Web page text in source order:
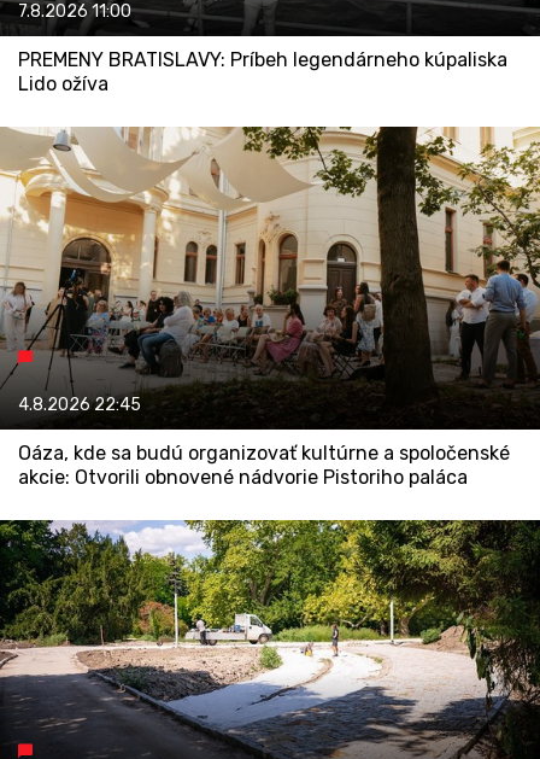
7.8.2026 11:00
PREMENY BRATISLAVY: Príbeh legendárneho kúpaliska
Lido ožíva
4.8.202622:45
Oáza, kde sa budú organizovať kultúrne a spoločenské
akcie: Otvorili obnovené nádvorie Pistoriho paláca